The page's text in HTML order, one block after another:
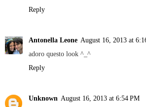
Reply
Antonella Leone August 16, 2013 at
adoro questo look ^_^
Reply
Unknown August 16, 2013 at 6:54 PM